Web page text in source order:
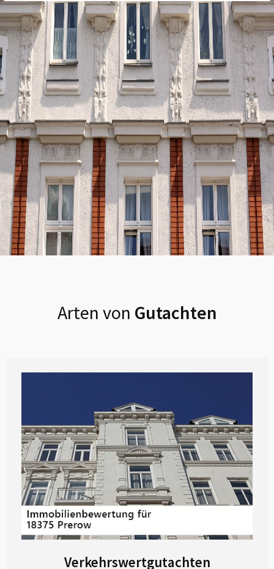
Arten von Gutachten
Verkehrswertgutachten